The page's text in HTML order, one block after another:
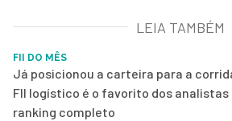
LEIA TAMBÉM
FII DO MÊS
Já posicionou a carteira para a
FII logístico é o favorito dos analistas
ranking completo